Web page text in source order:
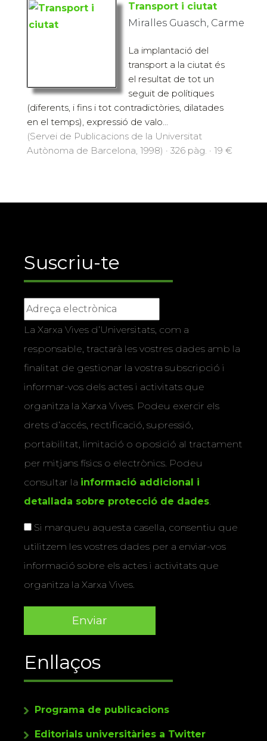
Transport i ciutat
Miralles Guasch, Carme
La implantació del
transport a la ciutat és
el resultat de tot un
seguit de polítiques
(diferents, i fins i tot contradictòries, dilatades
en el temps), expressió de valo...
(Servei de Publicacions de la Universitat
Autònoma de Barcelona, 1998) · 326 pàg. · 19 €
Suscriu-te
La Xarxa Vives d’Universitats, com a
responsable, tractarà les vostres dades amb la
finalitat de gestionar la vostra subscripció i
informar-vos dels actes i activitats que
organitza la Xarxa Vives. Podeu exercir els
drets d’accés, rectificació, supressió,
portabilitat, limitació o oposició al tractament
per mitjans físics o electrònics. Podeu
consultar la informació addicional i
detallada sobre protecció de dades.
Si marqueu aquesta casella, consentiu que
utilitzem les vostres dades per a enviar-vos
informació sobre els actes i activitats que
organitza la Xarxa Vives.
Enllaços
Programa de publicacions
Editorials universitàries a Twitter